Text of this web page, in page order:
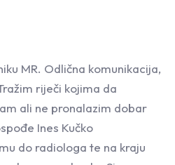
MR. Odlična komunikacija,
riječi kojima da
ali ne pronalazim dobar
Ines Kučko
do radiologa te na kraju